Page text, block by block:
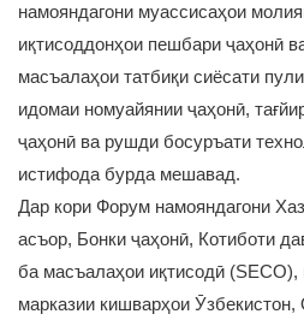
намояндагони муассисаҳои
иқтисоддонҳои пешбари ҷаҳонӣ
масъалаҳои татбиқи сиёсати
идомаи номуайянии ҷаҳонӣ,
ҷаҳонӣ ва рушди босуръати
истифода бурда мешавад.
Дар кори Форум намояндагони
асъор, Бонки ҷаҳонӣ, Котиботи
ба масъалаҳои иқтисодӣ (SECO),
марказии кишварҳои Ӯзбекистон,